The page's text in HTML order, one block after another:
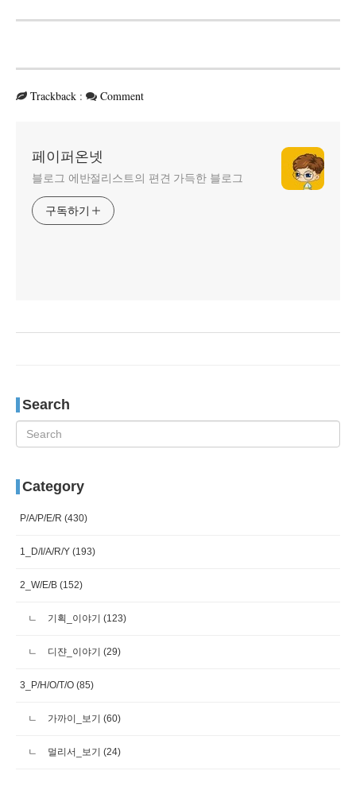
Trackback : Comment
페이퍼온넷
블로그 에반절리스트의 편견 가득한 블로그
구독하기
Search
Category
P/A/P/E/R (430)
1_D/I/A/R/Y (193)
2_W/E/B (152)
기획_이야기 (123)
디쟌_이야기 (29)
3_P/H/O/T/O (85)
가까이_보기 (60)
멀리서_보기 (24)